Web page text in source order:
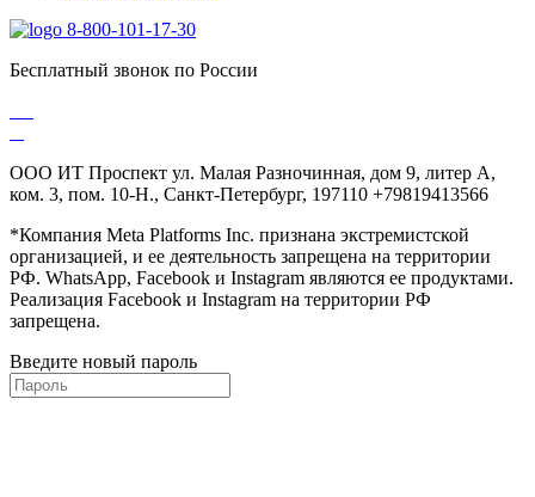
8-800-101-17-30
Бесплатный звонок по России
ООО ИТ Проспект ул. Малая Разночинная, дом 9, литер А,
ком. 3, пом. 10-Н., Санкт-Петербург, 197110 +79819413566
*Компания Meta Platforms Inc. признана экстремистской
организацией, и ее деятельность запрещена на территории
РФ. WhatsApp, Facebook и Instagram являются ее продуктами.
Реализация Facebook и Instagram на территории РФ
запрещена.
Введите новый пароль